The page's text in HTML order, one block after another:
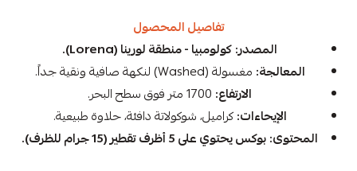
تفاصيل المحصول
المصدر:كولومبيا - منطقة لورينا (Lorena).
المعالجة: مغسولة (Washed) لنكهة صافية ونقية جداً.
الارتفاع:
الإيحاءات:كراميل، شوكولاتة دافئة، حلاوة طبيعية.
المحتوى:بوكس يحتوي على 5 أظرف تقطير (15 جرام للظرف).